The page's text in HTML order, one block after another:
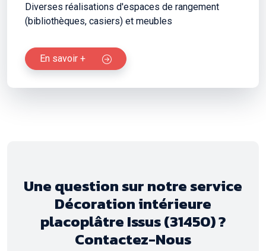
Diverses réalisations d'espaces de rangement
(bibliothèques, casiers) et meubles
En savoir +
Une question sur notre service
Décoration intérieure
placoplâtre Issus (31450) ?
Contactez-Nous